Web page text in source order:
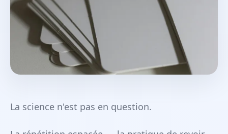
La science n'est pas en question.